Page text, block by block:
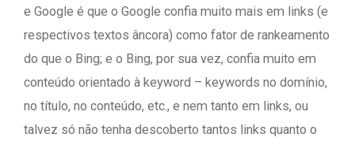
e Google é que o Google confia muito mais em links (e
respectivos textos âncora) como fator de rankeamento
do que o Bing; e o Bing, por sua vez, confia muito em
conteúdo orientado à keyword – keywords no domínio,
no título, no conteúdo, etc., e nem tanto em links, ou
talvez só não tenha descoberto tantos links quanto o